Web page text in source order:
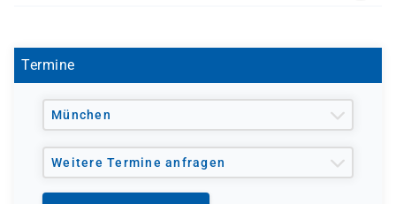
- regionale Einrichtungen
und andere Träger möglich
Termine
München
Weitere Termine anfragen